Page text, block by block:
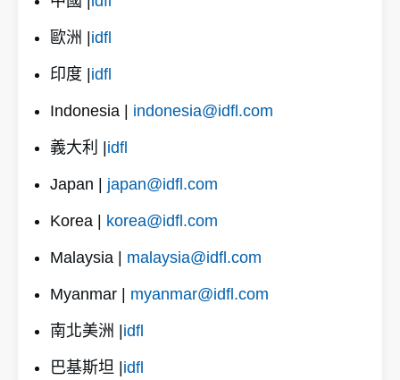
歐洲 | idfl
印度 | idfl
Indonesia | indonesia@idfl.com
義大利 | idfl
Japan | japan@idfl.com
Korea | korea@idfl.com
Malaysia | malaysia@idfl.com
Myanmar | myanmar@idfl.com
南北美洲 | idfl
巴基斯坦 | idfl